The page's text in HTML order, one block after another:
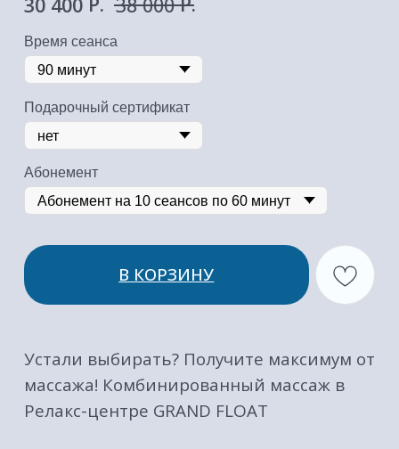
В КОРЗИНУ
Устали выбирать? Получите максимум от
Релакс-центре GRAND FLOAT
Это Уникальный микс техник,
созданный именно для ваших
потребностей. Забудьте о
компромиссах!
Что вас ждет?
Это не просто массаж, а персональный
ритуал, где мастер виртуозно сочетает
движениями шведского массажа.
•Проработка мышц и снятие зажимов
•Расслабление и снятие стресса